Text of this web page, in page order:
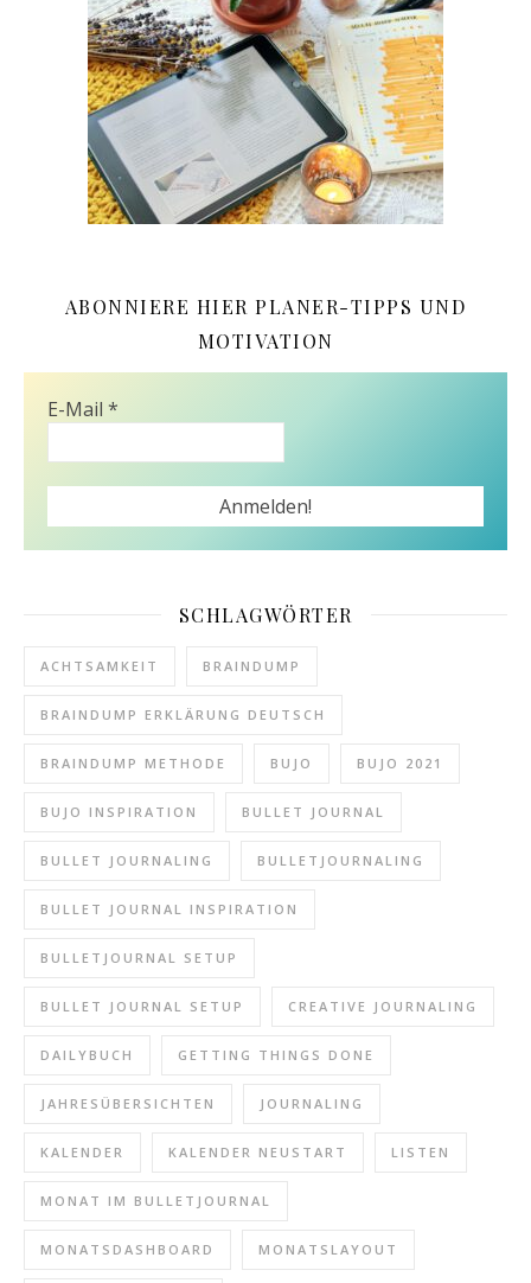
ABONNIERE HIER PLANER-TIPPS UND
MOTIVATION
E-Mail *
SCHLAGWÖRTER
ACHTSAMKEIT BRAINDUMP
BRAINDUMP ERKLÄRUNG DEUTSCH
BRAINDUMP METHODE BUJO BUJO 2021
BUJO INSPIRATION BULLET JOURNAL
BULLET JOURNALING BULLETJOURNALING
BULLET JOURNAL INSPIRATION
BULLETJOURNAL SETUP
BULLET JOURNAL SETUP CREATIVE JOURNALING
DAILYBUCH GETTING THINGS DONE
JAHRESÜBERSICHTEN JOURNALING
KALENDER KALENDER NEUSTART LISTEN
MONAT IM BULLETJOURNAL
MONATSDASHBOARD MONATSLAYOUT